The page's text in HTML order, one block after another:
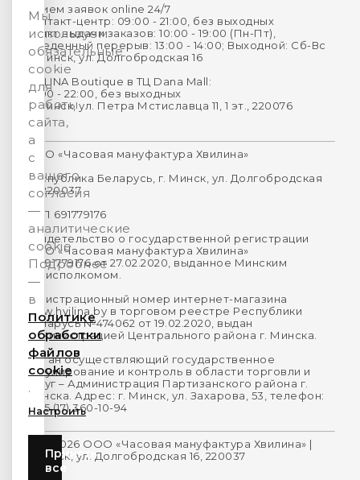
Прием заявок online 24/7
Контакт-центр: 09:00 - 21:00, без выходных
Пункт выдачи заказов: 10:00 - 19:00 (Пн-Пт),
Обеденный перерыв: 13:00 - 14:00; Выходной: Сб-Вс
г. Минск, ул. Долгобродская 16
HVILINA Boutique в ТЦ Dana Mall:
10:00 - 22:00, без выходных
г. Минск, ул. Петра Мстиславца 11, 1 эт., 220076
ООО «Часовая мануфактура Хвилина»
Республика Беларусь, г. Минск, ул. Долгобродская
16, 220037
УНП 691779176
Свидетельство о государственной регистрации
ООО «Часовая мануфактура Хвилина»
№691779176 от 27.02.2020, выданное Минским
горисполкомом.
Регистрационный номер интернет-магазина
www.hvilina.by в торговом реестре Республики
Беларусь №474062 от 19.02.2020, выдан
Администрацией Центрального района г. Минска.
Орган осуществляющий государственное
регулирование и контроль в области торговли и
услуг – Администрация Партизанского района г.
Минска. Адрес: г. Минск, ул. Захарова, 53, телефон:
+375 (17) 360-10-94
2014-2026 ООО «Часовая мануфактура Хвилина» |
г.Минск, ул. Долгобродская 16, 220037
Мы
используем
обязательные
cookie
для
работы
сайта,
а
с
вашего
согласия
—
аналитические
cookie.
Подробнее
—
в
Политике
обработки
файлов
cookie
.
Настроить
Принять
все